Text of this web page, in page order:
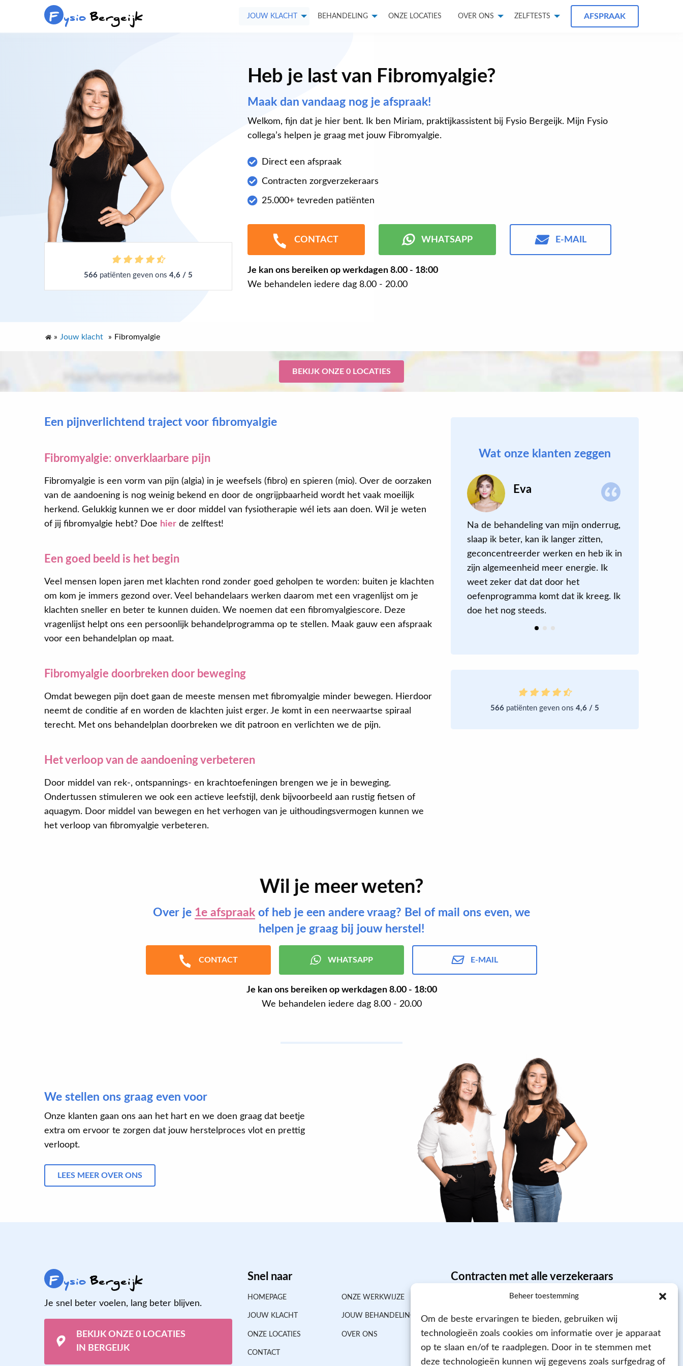
Beheer toestemming
Om de beste ervaringen te bieden, gebruiken wij
technologieën zoals cookies om informatie over je apparaat
op te slaan en/of te raadplegen. Door in te stemmen met
deze technologieën kunnen wij gegevens zoals surfgedrag of
F ysioBergeijk JOUW KLACHT BEHANDELING ONZE LOCATIES OVER ONS ZELFTESTS AFSPRAAK
566patiënten geven ons 4,6 / 5
Heb je last van Fibromyalgie?
Maak dan vandaag nog je afspraak!
Welkom, fijn dat je hier bent. Ik ben Miriam, praktijkassistent bij Fysio Bergeijk. Mijn Fysio
collega’s helpen je graag met jouw Fibromyalgie.
Direct een afspraak
Contracten zorgverzekeraars
25.000+ tevreden patiënten
CONTACT WHATSAPP E-MAIL
Je kan ons bereiken op werkdagen8.00 - 18:00
We behandelen iedere dag 8.00 - 20.00
» Jouw klacht » Fibromyalgie
BEKIJK ONZE 0 LOCATIES
Een pijnverlichtend traject voor fibromyalgie
Fibromyalgie: onverklaarbare pijn
Fibromyalgie is een vorm van pijn (algia) in je weefsels (fibro) en spieren (mio). Over de oorzaken
van de aandoening is nog weinig bekend en door de ongrijpbaarheid wordt het vaak moeilijk
herkend. Gelukkig kunnen we er door middel van fysiotherapie wél iets aan doen. Wil je weten
of jij fibromyalgie hebt? Doe hier de zelftest!
Een goed beeld is het begin
Veel mensen lopen jaren met klachten rond zonder goed geholpen te worden: buiten je klachten
om kom je immers gezond over. Veel behandelaars werken daarom met een vragenlijst om je
klachten sneller en beter te kunnen duiden. We noemen dat een fibromyalgiescore. Deze
vragenlijst helpt ons een persoonlijk behandelprogramma op te stellen. Maak gauw een afspraak
voor een behandelplan op maat.
Fibromyalgie doorbreken door beweging
Omdat bewegen pijn doet gaan de meeste mensen met fibromyalgie minder bewegen. Hierdoor
neemt de conditie af en worden de klachten juist erger. Je komt in een neerwaartse spiraal
terecht. Met ons behandelplan doorbreken we dit patroon en verlichten we de pijn.
Het verloop van de aandoening verbeteren
Door middel van rek-, ontspannings- en krachtoefeningen brengen we je in beweging.
Ondertussen stimuleren we ook een actieve leefstijl, denk bijvoorbeeld aan rustig fietsen of
aquagym. Door middel van bewegen en het verhogen van je uithoudingsvermogen kunnen we
het verloop van fibromyalgie verbeteren.
Wat onze klanten zeggen
Jacqueline
kon ik mijn probleem goed
verwoorden.
Eva
Na de behandeling van mijn onderrug,
slaap ik beter, kan ik langer zitten,
geconcentreerder werken en heb ik in
zijn algemeenheid meer energie. Ik
weet zeker dat dat door het
oefenprogramma komt dat ik kreeg. Ik
doe het nog steeds.
566patiënten geven ons 4,6 / 5
Wil je meer weten?
Over je 1e afspraak of heb je een andere vraag? Bel of mail ons even, we
helpen je graag bij jouw herstel!
CONTACT WHATSAPP E-MAIL
Je kan ons bereiken op werkdagen8.00 - 18:00
We behandelen iedere dag 8.00 - 20.00
We stellen ons graag even voor
Onze klanten gaan ons aan het hart en we doen graag dat beetje
extra om ervoor te zorgen dat jouw herstelproces vlot en prettig
verloopt.
LEES MEER OVER ONS
F ysioBergeijk
Je snel beter voelen, lang beter blijven.
BEKIJK ONZE 0 LOCATIES
IN BERGEIJK
Snel naar
HOMEPAGE ONZE WERKWIJZE
JOUW KLACHT JOUW BEHANDELING
ONZE LOCATIES OVER ONS
CONTACT
Contracten met alle verzekeraars